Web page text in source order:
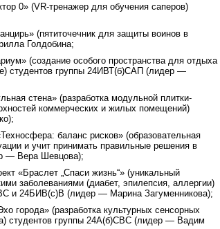
0» (VR-тренажер для обучения саперов)
(пятиточечник для защиты воинов в
Голдобина;
(создание особого пространства для отдыха
студентов группы 24ИВТ(б)САП (лидер —
стена» (разработка модульной плитки-
коммерческих и жилых помещений)
баланс рисков» (образовательная
и учит принимать правильные решения в
— Вера Шевцова);
«Браслет „Спаси жизнь“» (уникальный
заболеваниями (диабет, эпилепсия, аллергии)
и 24БИВ(с)В (лидер — Марина Загуменникова);
города» (разработка культурных сенсорных
студентов группы 24А(б)СВС (лидер — Вадим